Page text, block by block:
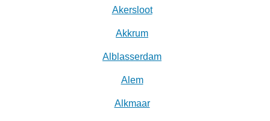
Akersloot
Akkrum
Alblasserdam
Alem
Alkmaar